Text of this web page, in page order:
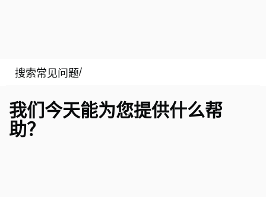
我们今天能为您提供什么帮
助？